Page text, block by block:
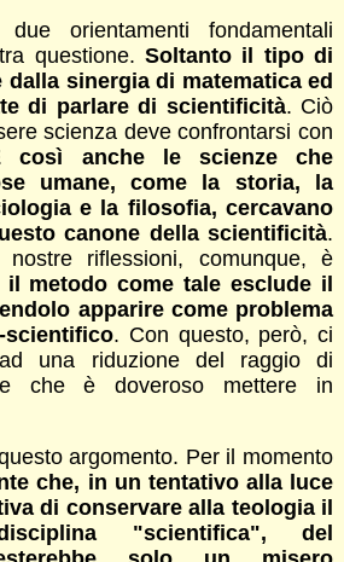
orientamenti fondamentali
questione. Soltanto il tipo di
dalla sinergia di matematica ed
di parlare di scientificità. Ciò
scienza deve confrontarsi con
così anche le scienze che
umane, come la storia, la
e la filosofia, cercavano
canone della scientificità.
riflessioni, comunque, è
il metodo come tale esclude il
apparire come problema
. Con questo, però, ci
una riduzione del raggio di
che è doveroso mettere in
argomento. Per il momento
che, in un tentativo alla luce
di conservare alla teologia il
"scientifica", del